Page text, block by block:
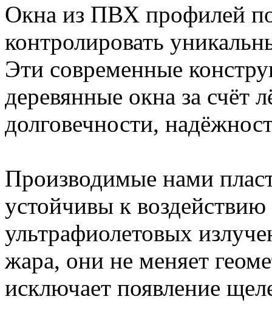
Окна из ПВХ профилей
контролировать
Эти современные
деревянные окна за счёт
долговечности,
Производимые нами
устойчивы к
ультрафиолетовых
жара, они не меняет
исключает появление